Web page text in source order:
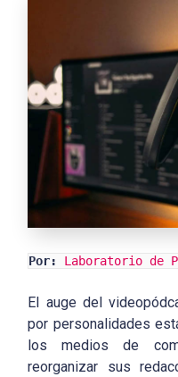
Por: Laboratorio de
El auge del
por personalidades
los medios de
reorganizar sus